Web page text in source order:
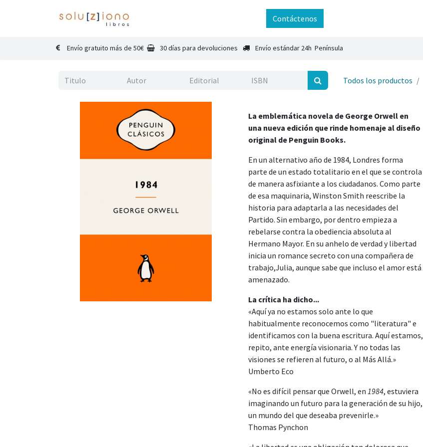
Contáctenos
Envío gratuito más de 50€ 30 días para devoluciones Envío estándar 24h Península
Todos los productos
La emblemática novela de George Orwell en
una nueva edición que rinde homenaje al diseño
original de Penguin Books.
En un alternativo año de 1984, Londres forma
parte de un estado totalitario en el que se controla
de manera asfixiante a los ciudadanos. Como parte
de esa maquinaria, Winston Smith reescribe la
historia para adaptarla a las necesidades del
Partido. Sin embargo, por dentro empieza a
rebelarse contra la obediencia absoluta al
Hermano Mayor. En su anhelo de verdad y libertad
inicia un romance secreto con una compañera de
trabajo,Julia, aunque sabe que incluso el amor está
amenazado.
La crítica ha dicho...
«Aquí ya no estamos solo ante lo que
habitualmente reconocemos como "literatura" e
identificamos con la buena escritura. Aquí estamos,
repito, ante energía visionaria. Y no todas las
visiones se refieren al futuro, o al Más Allá.»
Umberto Eco
«No es difícil pensar que Orwell, en 1984, estuviera
imaginando un futuro para la generación de su hijo,
un mundo del que deseaba prevenirle.»
Thomas Pynchon